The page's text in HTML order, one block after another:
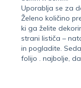
Uporablja se za
Želeno količino
ki ga želite
strani lističa –
in pogladite.
folijo . najbolje,